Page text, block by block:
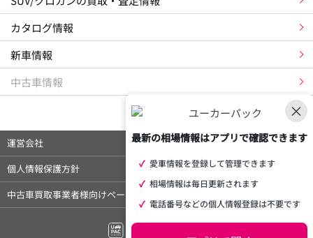
カタログ情報
新車情報
中古車情報
運営会社
ご利用規約
個人情報保護方針
特定商取引法に基づく表示
中古車買取事業者様向けページ
×
最新の相場情報はアプリで確認できます
✓ 愛車情報を登録して管理できます
✓ 相場情報は毎日更新されます
✓ 電話番号などの個人情報登録は不要です